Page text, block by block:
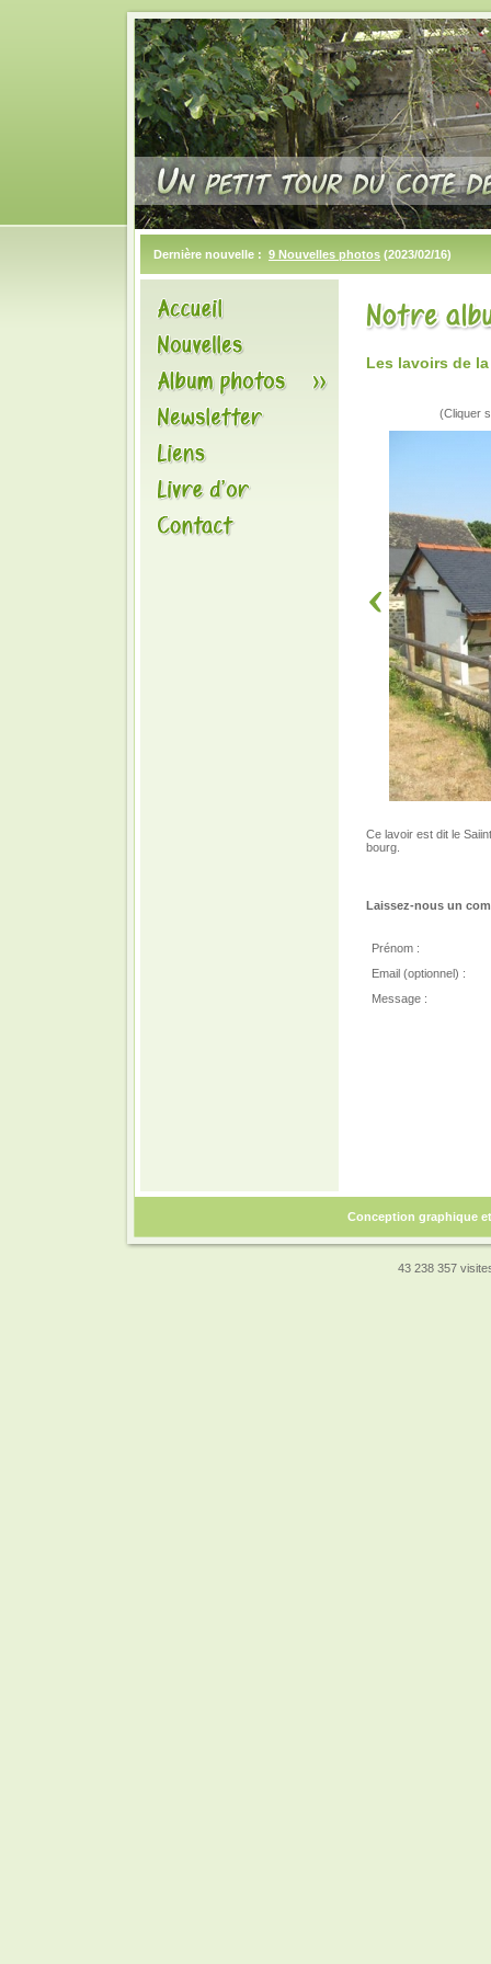
Dernière nouvelle : 9 Nouvelles photos (2023/02/16)
Les lavoirs de
(Cliquer
Ce lavoir est dit le
bourg.
Laissez-nous un
Prénom :
Email (optionnel) :
Message :
Conception graphique
43 238 357